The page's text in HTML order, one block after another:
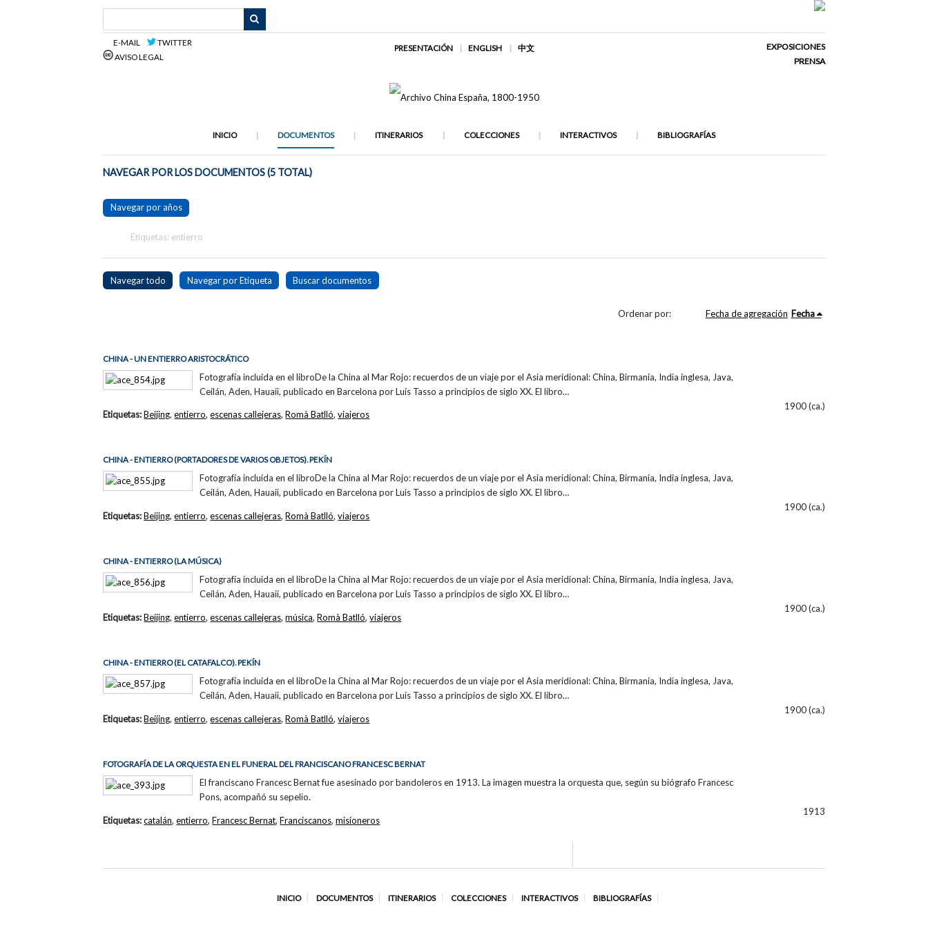
E-MAIL
TWITTER
AVISO LEGAL
PRESENTACIÓN ENGLISH 中文
EXPOSICIONES
PRENSA
INICIO DOCUMENTOS ITINERARIOS COLECCIONES INTERACTIVOS BIBLIOGRAFÍAS
NAVEGAR POR LOS DOCUMENTOS (5 TOTAL)
Navegar por años
Etiquetas: entierro
Navegar todo Navegar por Etiqueta Buscar documentos
Ordenar por: Fecha de agregación Fecha
CHINA - UN ENTIERRO ARISTOCRÁTICO
Fotografía incluida en el libroDe la China al Mar Rojo: recuerdos de un viaje por el Asia meridional: China, Birmania, India inglesa, Java,
Ceilán, Aden, Hauaii, publicado en Barcelona por Luis Tasso a principios de siglo XX. El libro…
1900 (ca.)
Etiquetas:Beijing,entierro,escenas callejeras,Romà Batlló,viajeros
CHINA - ENTIERRO (PORTADORES DE VARIOS OBJETOS). PEKÍN
Fotografía incluida en el libroDe la China al Mar Rojo: recuerdos de un viaje por el Asia meridional: China, Birmania, India inglesa, Java,
Ceilán, Aden, Hauaii, publicado en Barcelona por Luis Tasso a principios de siglo XX. El libro…
1900 (ca.)
Etiquetas:Beijing,entierro,escenas callejeras,Romà Batlló,viajeros
CHINA - ENTIERRO (LA MÚSICA)
Fotografía incluida en el libroDe la China al Mar Rojo: recuerdos de un viaje por el Asia meridional: China, Birmania, India inglesa, Java,
Ceilán, Aden, Hauaii, publicado en Barcelona por Luis Tasso a principios de siglo XX. El libro…
1900 (ca.)
Etiquetas:Beijing,entierro,escenas callejeras,música,Romà Batlló,viajeros
CHINA - ENTIERRO (EL CATAFALCO). PEKÍN
Fotografía incluida en el libroDe la China al Mar Rojo: recuerdos de un viaje por el Asia meridional: China, Birmania, India inglesa, Java,
Ceilán, Aden, Hauaii, publicado en Barcelona por Luis Tasso a principios de siglo XX. El libro…
1900 (ca.)
Etiquetas:Beijing,entierro,escenas callejeras,Romà Batlló,viajeros
FOTOGRAFÍA DE LA ORQUESTA EN EL FUNERAL DEL FRANCISCANO FRANCESC BERNAT
El franciscano Francesc Bernat fue asesinado por bandoleros en 1913. La imagen muestra la orquesta que, según su biógrafo Francesc
Pons, acompañó su sepelio.
1913
Etiquetas:catalán,entierro,Francesc Bernat,Franciscanos,misioneros
INICIO DOCUMENTOS ITINERARIOS COLECCIONES INTERACTIVOS BIBLIOGRAFÍAS